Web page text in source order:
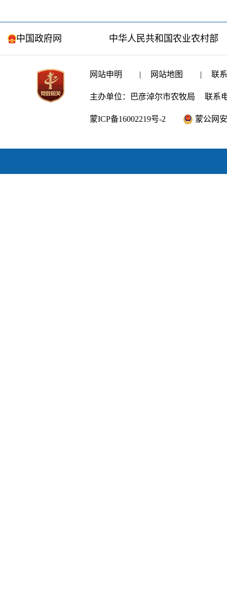
中国政府网 中华人民共和国农业农村部
网站申明 | 网站地图 | 联
主办单位：巴彦淖尔市农牧局 联系
蒙ICP备16002219号-2 蒙公网